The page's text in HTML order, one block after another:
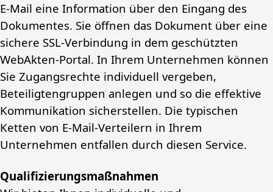
E-Mail eine Information über den Eingang des
Dokumentes. Sie öffnen das Dokument über eine
sichere SSL-Verbindung in dem geschützten
WebAkten-Portal. In Ihrem Unternehmen können
Sie Zugangsrechte individuell vergeben,
Beteiligtengruppen anlegen und so die effektive
Kommunikation sicherstellen. Die typischen
Ketten von E-Mail-Verteilern in Ihrem
Unternehmen entfallen durch diesen Service.
Qualifizierungsmaßnahmen